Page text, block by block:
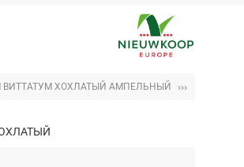
ХОХЛАТЫЙ АМПЕЛЬНЫЙ ›››